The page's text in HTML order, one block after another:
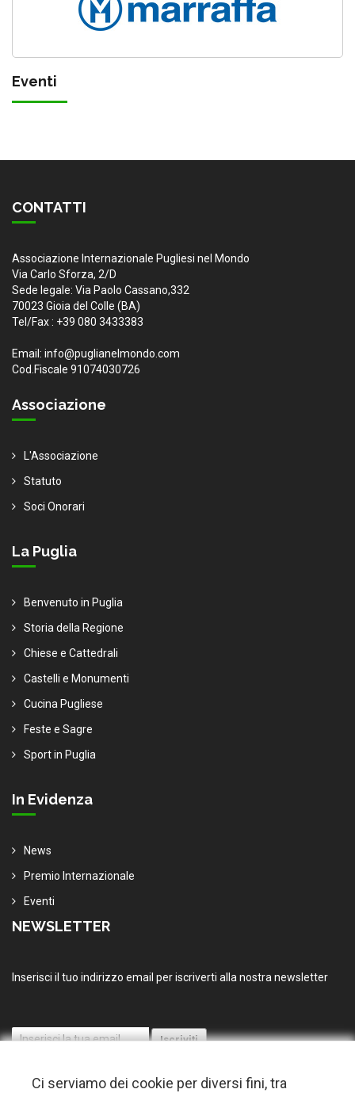
Eventi
CONTATTI
Associazione Internazionale Pugliesi nel Mondo
Via Carlo Sforza, 2/D
Sede legale: Via Paolo Cassano,332
70023 Gioia del Colle (BA)
Tel/Fax : +39 080 3433383
Email: info@puglianelmondo.com
Cod.Fiscale 91074030726
Associazione
L'Associazione
Statuto
Soci Onorari
La Puglia
Benvenuto in Puglia
Storia della Regione
Chiese e Cattedrali
Castelli e Monumenti
Cucina Pugliese
Feste e Sagre
Sport in Puglia
In Evidenza
News
Premio Internazionale
Eventi
NEWSLETTER
Inserisci il tuo indirizzo email per iscriverti alla nostra newsletter
Ci serviamo dei cookie per diversi fini, tra